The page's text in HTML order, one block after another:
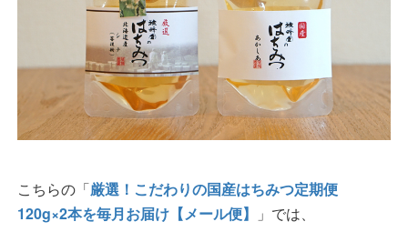
こちらの「厳選！こだわりの国産はちみつ定期便
120g×2本を毎月お届け【メール便】
」では、